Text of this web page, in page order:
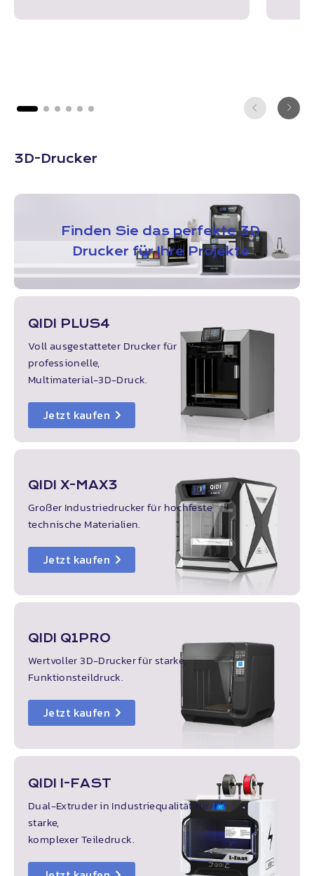
3D-Drucker
Finden Sie das perfekte 3D
Drucker für Ihre Projekte
QIDI PLUS4
Voll ausgestatteter Drucker für
professionelle,
Multimaterial-3D-Druck.
Jetzt kaufen
QIDI X-MAX3
Großer Industriedrucker für hochfeste
technische Materialien.
Jetzt kaufen
QIDI Q1PRO
Wertvoller 3D-Drucker für starke,
Funktionsteildruck.
Jetzt kaufen
QIDI I-FAST
Dual-Extruder in Industriequalität für
starke,
komplexer Teiledruck.